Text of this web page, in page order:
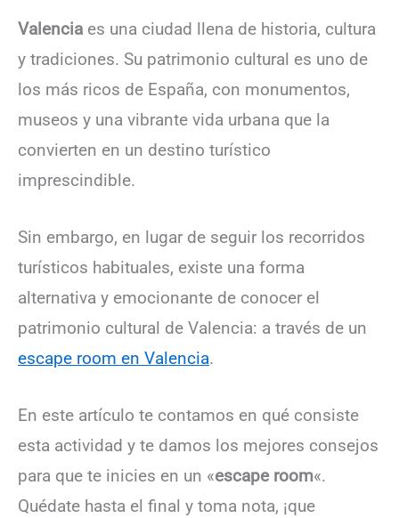
Valencia es una ciudad llena de historia, cultura
y tradiciones. Su patrimonio cultural es uno de
los más ricos de España, con monumentos,
museos y una vibrante vida urbana que la
convierten en un destino turístico
imprescindible.
Sin embargo, en lugar de seguir los recorridos
turísticos habituales, existe una forma
alternativa y emocionante de conocer el
patrimonio cultural de Valencia: a través de un
escape room en Valencia.
En este artículo te contamos en qué consiste
esta actividad y te damos los mejores consejos
para que te inicies en un «escape room«.
Quédate hasta el final y toma nota, ¡que